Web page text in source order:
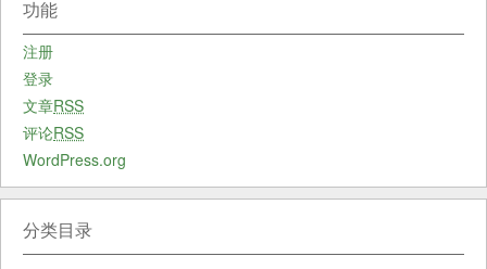
功能
注册
登录
文章RSS
评论RSS
WordPress.org
分类目录